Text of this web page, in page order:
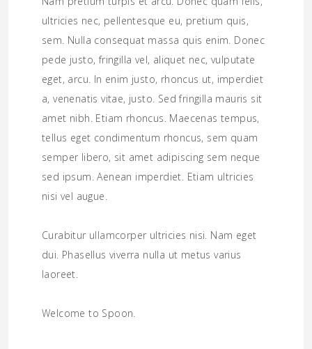
ultricies nec, pellentesque eu, pretium quis,
sem. Nulla consequat massa quis enim. Donec
pede justo, fringilla vel, aliquet nec, vulputate
eget, arcu. In enim justo, rhoncus ut, imperdiet
a, venenatis vitae, justo. Sed fringilla mauris sit
amet nibh. Etiam rhoncus. Maecenas tempus,
tellus eget condimentum rhoncus, sem quam
semper libero, sit amet adipiscing sem neque
sed ipsum. Aenean imperdiet. Etiam ultricies
nisi vel augue.
Curabitur ullamcorper ultricies nisi. Nam eget
dui. Phasellus viverra nulla ut metus varius
laoreet.
Welcome to Spoon.